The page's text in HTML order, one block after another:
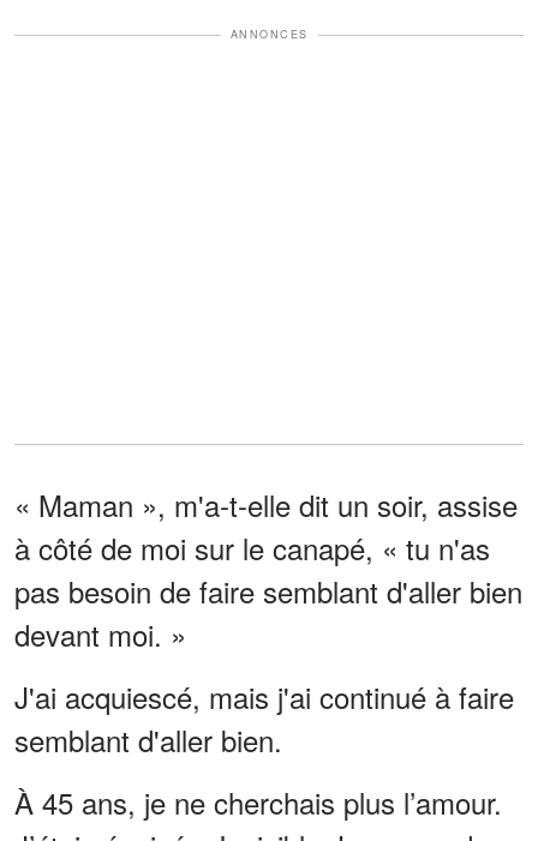
ANNONCES
« Maman », m'a-t-elle dit un soir, assise
à côté de moi sur le canapé, « tu n'as
pas besoin de faire semblant d'aller bien
devant moi. »
J'ai acquiescé, mais j'ai continué à faire
semblant d'aller bien.
À 45 ans, je ne cherchais plus l’amour.